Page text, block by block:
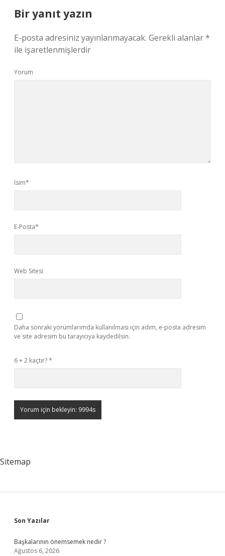
Bir yanıt yazın
E-posta adresiniz yayınlanmayacak. Gerekli alanlar*
ile işaretlenmişlerdir
Yorum
İsim*
E-Posta*
Web Sitesi
Daha sonraki yorumlarımda kullanılması için adım, e-posta adresim
ve site adresim bu tarayıcıya kaydedilsin.
6 + 2 kaçtır?*
Sitemap
Sidebar
Son Yazılar
Başkalarının önemsemek nedir ?
Ağustos 6, 2026